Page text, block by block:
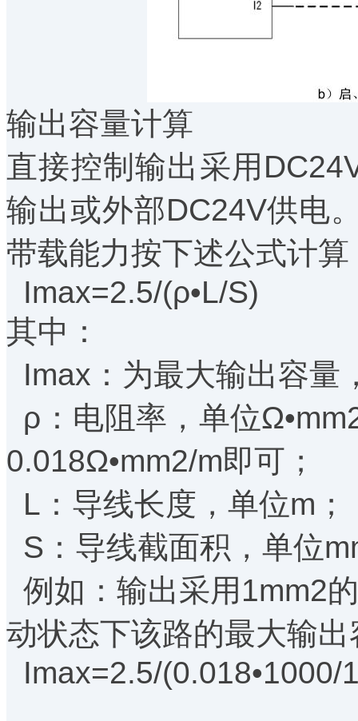
输出容量计算
直接控制输出采用
输出或外部DC24V供电
带载能力按下述公式计
Imax=2.5/(ρ•L/S)
其中：
Imax：为最大输出容
ρ：电阻率，单位
0.018Ω•mm2/m即可；
L：导线长度，单位m
S：导线截面积，单
例如：输出采用1mm2
动状态下该路的最大输
Imax=2.5/(0.018•1000/